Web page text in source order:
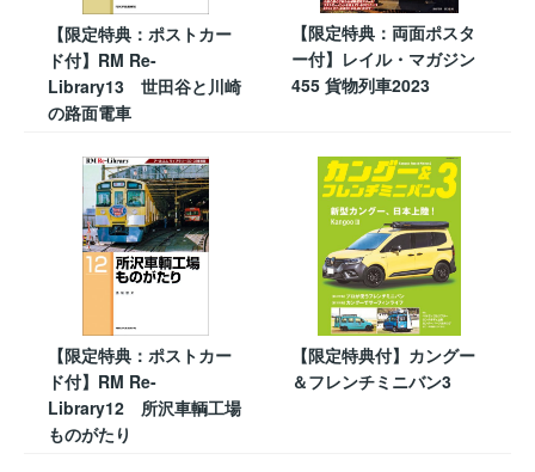
【限定特典：ポストカー
ド付】RM Re-
Library13 世田谷と川崎
の路面電車
【限定特典：両面ポスタ
ー付】レイル・マガジン
455 貨物列車2023
【限定特典：ポストカー
ド付】RM Re-
Library12 所沢車輌工場
ものがたり
【限定特典付】カングー
＆フレンチミニバン3